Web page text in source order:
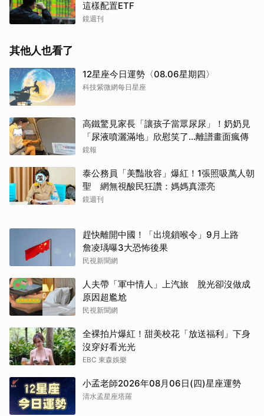
這樣配置ETF
鏡週刊
其他人也看了
12星座今日運勢〈08.06星期四〉
科技紫微網每日星座
高鐵驚見家長「讓孩子當眾尿尿」！奶奶見
「尿液噴灑滿地」欣慰笑了…離譜畫面瘋傳
鏡報
泰公務員「美豔妝容」爆紅！1張照吸萬人朝
聖 網無視酸民狂讚：媽媽真漂亮
鏡週刊
趕快離開中國！「出境鎖喉令」9月上路
詹凌瑀曝3大恐怖後果
民視新聞網
人夫帶「軍中情人」上汽旅 脫光卻沒做成
原因超尷尬
民視新聞網
全裸拍片爆紅！甜美校花「放送福利」下身
沒穿好看光光
EBC 東森娛樂
小孟老師2026年08月06日(四)星座運勢
清水孟星座塔羅